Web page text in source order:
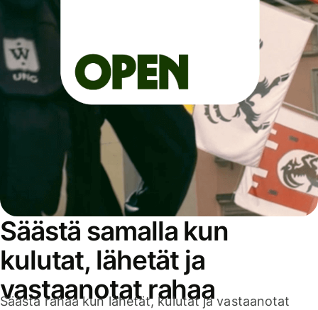
Säästä samalla kun
kulutat, lähetät ja
vastaanotat rahaa
Säästä rahaa kun lähetät, kulutat ja vastaanotat